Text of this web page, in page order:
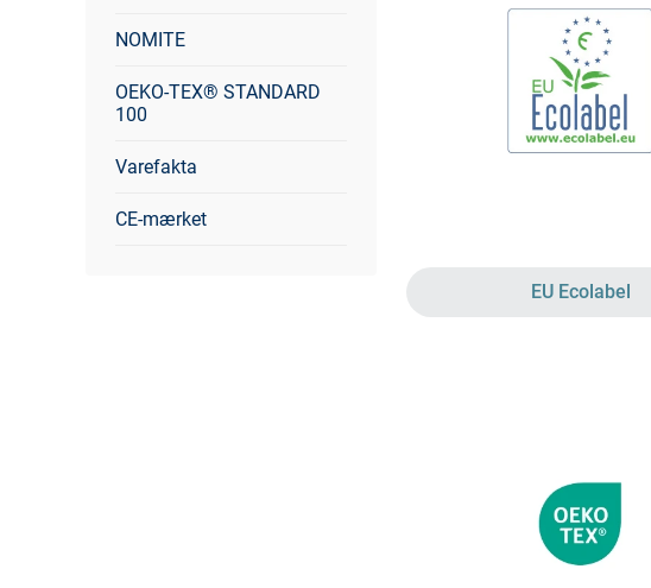
NOMITE
OEKO-TEX® STANDARD
100
Varefakta
CE-mærket
EU Ecolabel